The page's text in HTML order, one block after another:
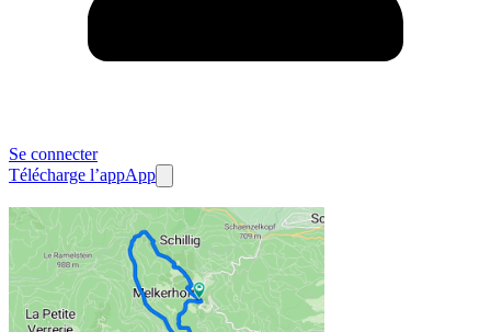
Se connecter
Télécharge l’appApp